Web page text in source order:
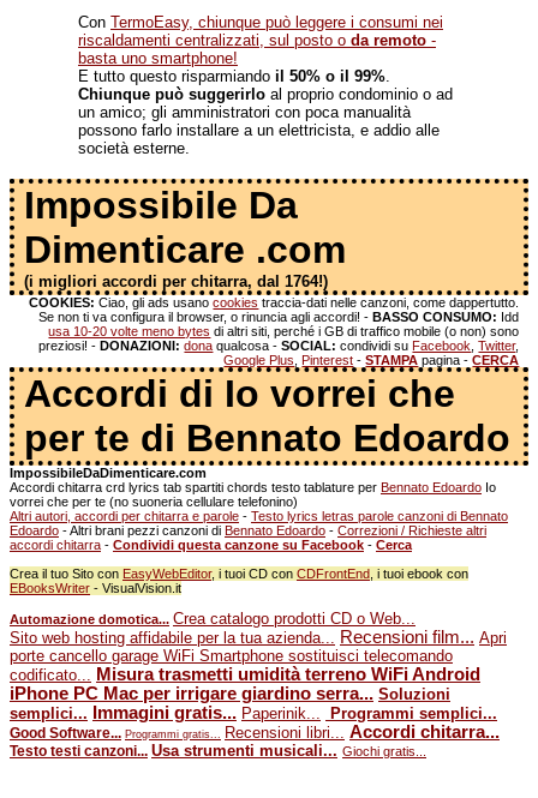
Con TermoEasy, chiunque può leggere i consumi nei
riscaldamenti centralizzati, sul posto o da remoto -
basta uno smartphone!
E tutto questo risparmiando il 50% o il 99%.
Chiunque può suggerirlo al proprio condominio o ad
un amico; gli amministratori con poca manualità
possono farlo installare a un elettricista, e addio alle
società esterne.
Impossibile Da
Dimenticare .com
(i migliori accordi per chitarra, dal 1764!)
COOKIES: Ciao, gli ads usanocookies traccia-dati nelle canzoni, come dappertutto.
Se non ti va configura il browser, o rinuncia agli accordi! -BASSO CONSUMO: Idd
usa 10-20 volte meno bytes di altri siti, perché i GB di traffico mobile (o non) sono
preziosi! -DONAZIONI: dona qualcosa -SOCIAL: condividi suFacebook ,Twitter,
Google Plus ,Pinterest -STAMPA pagina -CERCA
Accordi di Io vorrei che
per te di Bennato Edoardo
ImpossibileDaDimenticare.com
Accordi chitarra crd lyrics tab spartiti chords testo tablature per Bennato Edoardo Io
vorrei che per te (no suoneria cellulare telefonino)
Altri autori, accordi per chitarra e parole - Testo lyrics letras parole canzoni di Bennato
Edoardo - Altri brani pezzi canzoni di Bennato Edoardo - Correzioni / Richieste altri
accordi chitarra - Condividi questa canzone su Facebook - Cerca
Crea il tuo Sito con EasyWebEditor, i tuoi CD con CDFrontEnd , i tuoi ebook con
EBooksWriter - VisualVision.it
Automazione domotica... Crea catalogo prodotti CD o Web...
Sito web hosting affidabile per la tua azienda... Recensioni film... Apri
porte cancello garage WiFi Smartphone sostituisci telecomando
codificato... Misura trasmetti umidità terreno WiFi Android
iPhone PC Mac per irrigare giardino serra... Soluzioni
semplici...
Immagini gratis... Paperinik... Programmi semplici...
Good Software... Programmi gratis... Recensioni libri... Accordi chitarra...
Testo testi canzoni... Usa strumenti musicali... Giochi gratis...